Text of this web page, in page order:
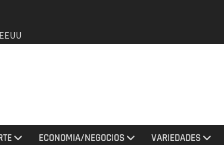
ECONOMIA/NEGOCIOS VARIEDADES